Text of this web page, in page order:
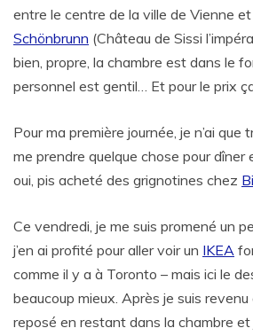
entre le centre de la ville de Vienne et
Schönbrunn (Château de Sissi
bien, propre, la chambre est dans le
personnel est gentil… Et pour le prix
Pour ma première journée, je n’ai que
me prendre quelque chose pour dîner
oui, pis acheté des grignotines chez
Ce vendredi, je me suis promené un
j’en ai profité pour aller voir un IKEA
comme il y a à Toronto – mais ici le
beaucoup mieux. Après je suis revenu
reposé en restant dans la chambre et